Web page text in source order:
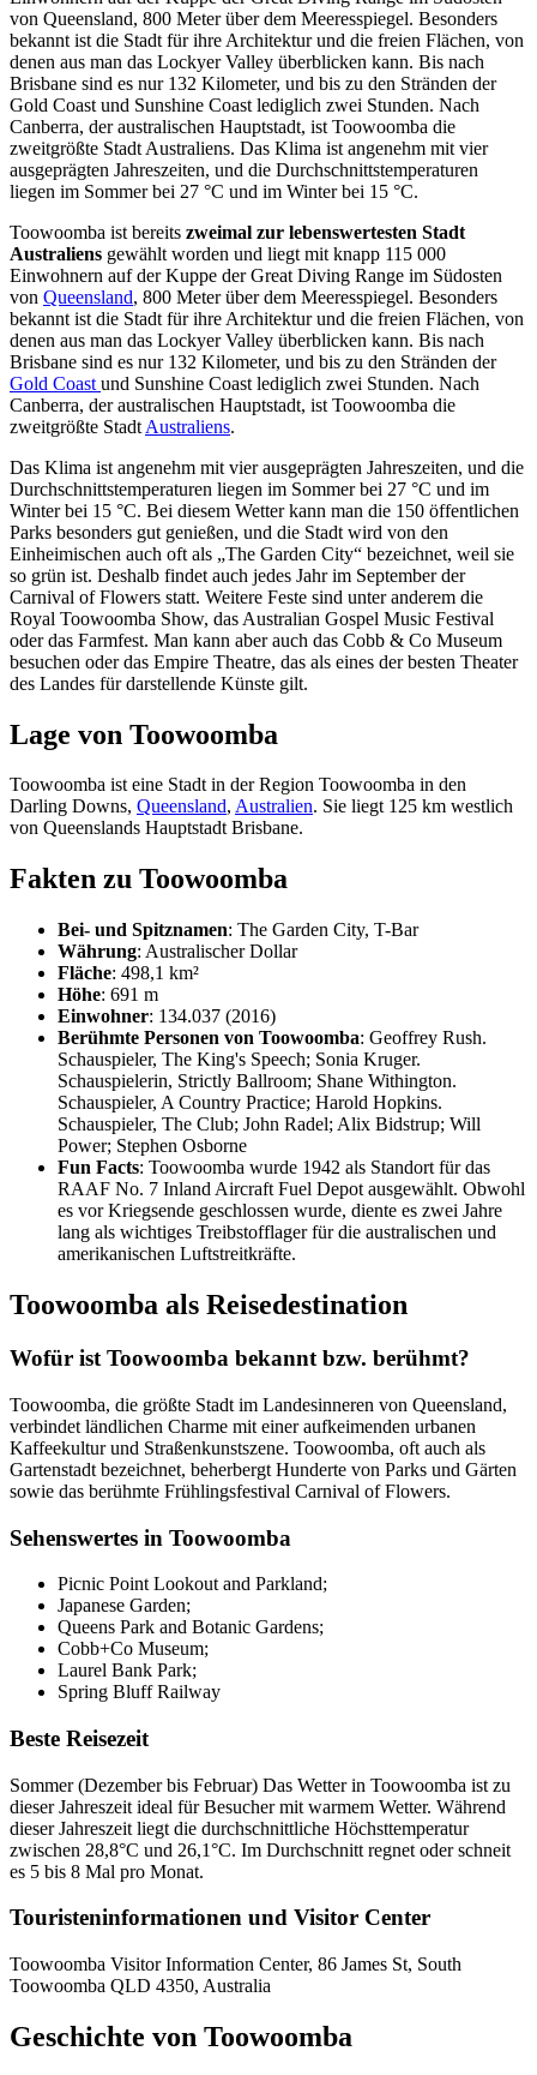
von Queensland, 800 Meter über dem Meeresspiegel. Besonders
bekannt ist die Stadt für ihre Architektur und die freien Flächen, von
denen aus man das Lockyer Valley überblicken kann. Bis nach
Brisbane sind es nur 132 Kilometer, und bis zu den Stränden der
Gold Coast und Sunshine Coast lediglich zwei Stunden. Nach
Canberra, der australischen Hauptstadt, ist Toowoomba die
zweitgrößte Stadt Australiens. Das Klima ist angenehm mit vier
ausgeprägten Jahreszeiten, und die Durchschnittstemperaturen
liegen im Sommer bei 27 °C und im Winter bei 15 °C.
Toowoomba ist bereits zweimal zur lebenswertesten Stadt
Australiens gewählt worden und liegt mit knapp 115 000
Einwohnern auf der Kuppe der Great Diving Range im Südosten
von Queensland, 800 Meter über dem Meeresspiegel. Besonders
bekannt ist die Stadt für ihre Architektur und die freien Flächen, von
denen aus man das Lockyer Valley überblicken kann. Bis nach
Brisbane sind es nur 132 Kilometer, und bis zu den Stränden der
Gold Coast und Sunshine Coast lediglich zwei Stunden. Nach
Canberra, der australischen Hauptstadt, ist Toowoomba die
zweitgrößte Stadt Australiens.
Das Klima ist angenehm mit vier ausgeprägten Jahreszeiten, und die
Durchschnittstemperaturen liegen im Sommer bei 27 °C und im
Winter bei 15 °C. Bei diesem Wetter kann man die 150 öffentlichen
Parks besonders gut genießen, und die Stadt wird von den
Einheimischen auch oft als „The Garden City“ bezeichnet, weil sie
so grün ist. Deshalb findet auch jedes Jahr im September der
Carnival of Flowers statt. Weitere Feste sind unter anderem die
Royal Toowoomba Show, das Australian Gospel Music Festival
oder das Farmfest. Man kann aber auch das Cobb & Co Museum
besuchen oder das Empire Theatre, das als eines der besten Theater
des Landes für darstellende Künste gilt.
Lage von Toowoomba
Toowoomba ist eine Stadt in der Region Toowoomba in den
Darling Downs, Queensland, Australien. Sie liegt 125 km westlich
von Queenslands Hauptstadt Brisbane.
Fakten zu Toowoomba
Bei- und Spitznamen: The Garden City, T-Bar
Währung: Australischer Dollar
Fläche: 498,1 km²
Höhe: 691 m
Einwohner: 134.037 (2016)
Berühmte Personen von Toowoomba: Geoffrey Rush.
Schauspieler, The King's Speech; Sonia Kruger.
Schauspielerin, Strictly Ballroom; Shane Withington.
Schauspieler, A Country Practice; Harold Hopkins.
Schauspieler, The Club; John Radel; Alix Bidstrup; Will
Power; Stephen Osborne
Fun Facts: Toowoomba wurde 1942 als Standort für das
RAAF No. 7 Inland Aircraft Fuel Depot ausgewählt. Obwohl
es vor Kriegsende geschlossen wurde, diente es zwei Jahre
lang als wichtiges Treibstofflager für die australischen und
amerikanischen Luftstreitkräfte.
Toowoomba als Reisedestination
Wofür ist Toowoomba bekannt bzw. berühmt?
Toowoomba, die größte Stadt im Landesinneren von Queensland,
verbindet ländlichen Charme mit einer aufkeimenden urbanen
Kaffeekultur und Straßenkunstszene. Toowoomba, oft auch als
Gartenstadt bezeichnet, beherbergt Hunderte von Parks und Gärten
sowie das berühmte Frühlingsfestival Carnival of Flowers.
Sehenswertes in Toowoomba
Picnic Point Lookout and Parkland;
Japanese Garden;
Queens Park and Botanic Gardens;
Cobb+Co Museum;
Laurel Bank Park;
Spring Bluff Railway
Beste Reisezeit
Sommer (Dezember bis Februar) Das Wetter in Toowoomba ist zu
dieser Jahreszeit ideal für Besucher mit warmem Wetter. Während
dieser Jahreszeit liegt die durchschnittliche Höchsttemperatur
zwischen 28,8°C und 26,1°C. Im Durchschnitt regnet oder schneit
es 5 bis 8 Mal pro Monat.
Touristeninformationen und Visitor Center
Toowoomba Visitor Information Center, 86 James St, South
Toowoomba QLD 4350, Australia
Geschichte von Toowoomba